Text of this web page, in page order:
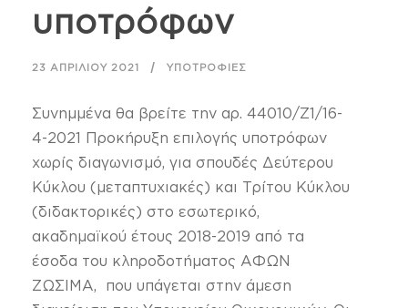
υποτρόφων
23 ΑΠΡΙΛΊΟΥ 2021 ΥΠΟΤΡΟΦΊΕΣ
Συνημμένα θα βρείτε την αρ. 44010/Ζ1/16-
4-2021 Προκήρυξη επιλογής υποτρόφων
χωρίς διαγωνισμό, για σπουδές Δεύτερου
Κύκλου (μεταπτυχιακές) και Τρίτου Κύκλου
(διδακτορικές) στο εσωτερικό,
ακαδημαϊκού έτους 2018-2019 από τα
έσοδα του κληροδοτήματος ΑΦΩΝ
ΖΩΣΙΜΑ, που υπάγεται στην άμεση